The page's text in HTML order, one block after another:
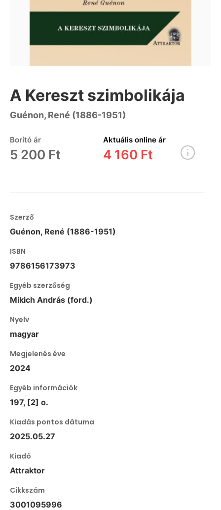
A Kereszt szimbolikája
Guénon, René (1886-1951)
Borító ár
5 200 Ft
Aktuális online ár
4 160 Ft
Szerző
Guénon, René (1886-1951)
ISBN
9786156173973
Egyéb szerzőség
Mikich András (ford.)
Nyelv
magyar
Megjelenés éve
2024
Egyéb információk
197, [2] o.
Kiadás pontos dátuma
2025.05.27
Kiadó
Attraktor
Cikkszám
3001095996